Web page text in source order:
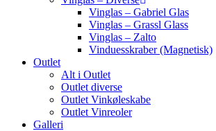
Vinglas – Gabriel Glas
Vinglas – Grassl Glass
Vinglas – Zalto
Vinduesskraber (Magnetisk)
Outlet
Alt i Outlet
Outlet diverse
Outlet Vinkøleskabe
Outlet Vinreoler
Galleri